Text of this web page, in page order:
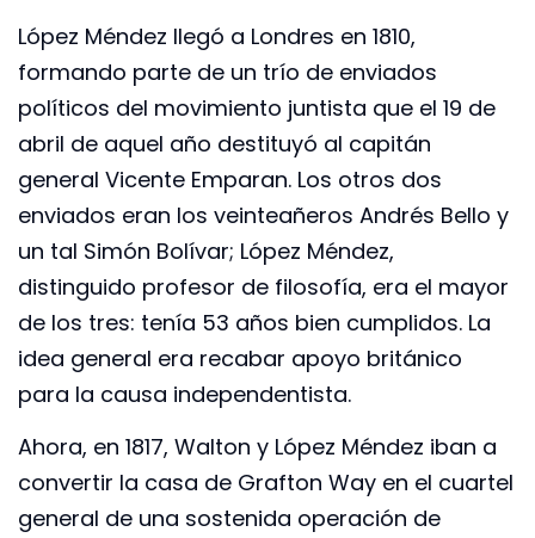
López Méndez llegó a Londres en 1810,
formando parte de un trío de enviados
políticos del movimiento juntista que el 19 de
abril de aquel año destituyó al capitán
general Vicente Emparan. Los otros dos
enviados eran los veinteañeros Andrés Bello y
un tal Simón Bolívar; López Méndez,
distinguido profesor de filosofía, era el mayor
de los tres: tenía 53 años bien cumplidos. La
idea general era recabar apoyo británico
para la causa independentista.
Ahora, en 1817, Walton y López Méndez iban a
convertir la casa de Grafton Way en el cuartel
general de una sostenida operación de